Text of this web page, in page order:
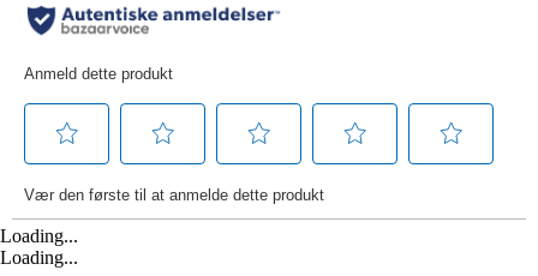
Loading...
Loading...